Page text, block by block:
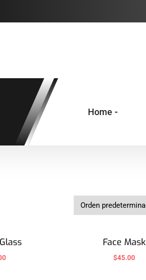
Home -
Face Mask
$45.00